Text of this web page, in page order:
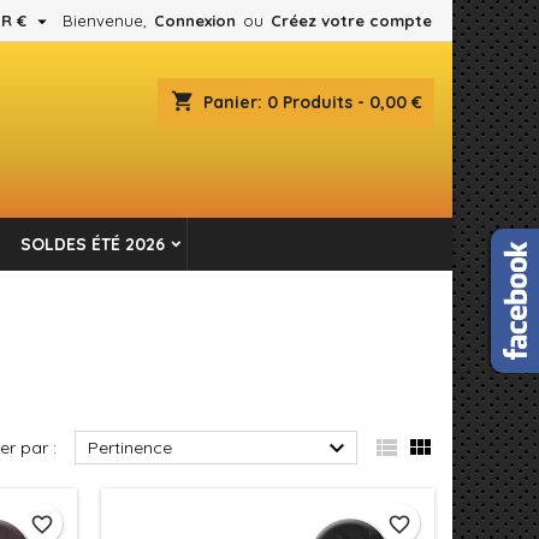
Bienvenue, Connexion ou Créez votre compte
€ 
shopping_cart Panier: 0 Produits - 0,00 €
SOLDES ÉTÉ 2026
par : Pertinence   
favorite_border favorite_border